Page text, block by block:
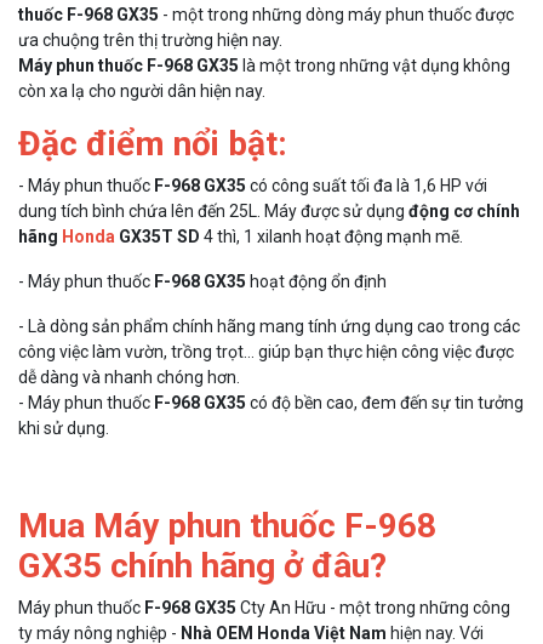
thuốc F-968 GX35 - một trong những dòng máy phun thuốc được
ưa chuộng trên thị trường hiện nay.
Máy phun thuốc F-968 GX35 là một trong những vật dụng không
còn xa lạ cho người dân hiện nay.
Đặc điểm nổi bật:
- Máy phun thuốc F-968 GX35 có công suất tối đa là 1,6 HP với
dung tích bình chứa lên đến 25L. Máy được sử dụng động cơ chính
hãng Honda GX35T SD 4 thì, 1 xilanh hoạt động mạnh mẽ.
- Máy phun thuốc F-968 GX35 hoạt động ổn định
- Là dòng sản phẩm chính hãng mang tính ứng dụng cao trong các
công việc làm vườn, trồng trọt… giúp bạn thực hiện công việc được
dễ dàng và nhanh chóng hơn.
- Máy phun thuốc F-968 GX35 có độ bền cao, đem đến sự tin tưởng
khi sử dụng.
Mua Máy phun thuốc F-968
GX35 chính hãng ở đâu?
Máy phun thuốc F-968 GX35 Cty An Hữu - một trong những công
ty máy nông nghiệp - Nhà OEM Honda Việt Nam hiện nay. Với